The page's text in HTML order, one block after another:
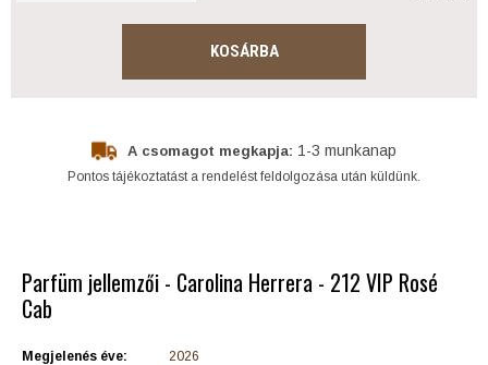
KOSÁRBA
A csomagot megkapja: 1-3 munkanap
Pontos tájékoztatást a rendelést feldolgozása után küldünk.
Parfüm jellemzői - Carolina Herrera - 212 VIP Rosé
Cab
Megjelenés éve:
2026